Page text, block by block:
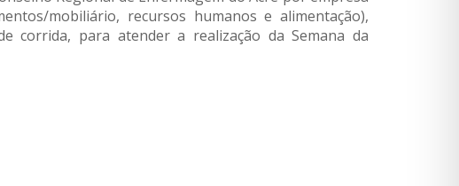
mobiliário, recursos humanos e alimentação),
corrida, para atender a realização da Semana da